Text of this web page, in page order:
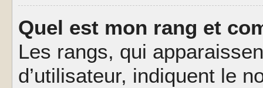
Quel est mon rang et
Les rangs, qui
d’utilisateur, indiquent le